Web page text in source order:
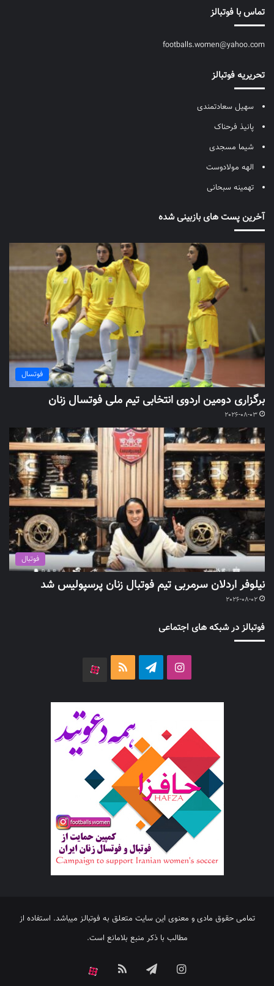
تماس با فوتبالز
footballs.women@yahoo.com
تحریریه فوتبالز
سهیل سعادتمندی
پانیذ فرحناک
شیما مسجدی
الهه مولادوست
تهمینه سبحانی
آخرین پست های بازبینی شده
فوتسال
برگزاری دومین اردوی انتخابی تیم ملی فوتسال زنان
2026-08-03
فوتبال
نیلوفر اردلان سرمربی تیم فوتبال زنان پرسپولیس شد
2026-08-02
فوتبالز در شبکه های اجتماعی
اینستاگرامتلگرام خوراک
تمامی حقوق مادی و معنوی این سایت متعلق به فوتبالز میباشد. استفاده از
مطالب با ذکر منبع بلامانع است.
اینستاگرامتلگرام خوراک